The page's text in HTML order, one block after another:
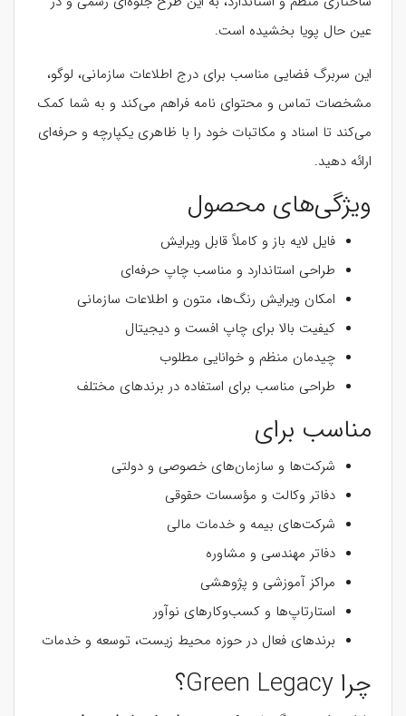
عین حال پویا بخشیده است.
این سربرگ فضایی مناسب برای درج اطلاعات سازمانی، لوگو،
مشخصات تماس و محتوای نامه فراهم می‌کند و به شما کمک
می‌کند تا اسناد و مکاتبات خود را با ظاهری یکپارچه و حرفه‌ای
ارائه دهید.
ویژگی‌های محصول
فایل لایه باز و کاملاً قابل ویرایش
طراحی استاندارد و مناسب چاپ حرفه‌ای
امکان ویرایش رنگ‌ها، متون و اطلاعات سازمانی
کیفیت بالا برای چاپ افست و دیجیتال
چیدمان منظم و خوانایی مطلوب
طراحی مناسب برای استفاده در برندهای مختلف
مناسب برای
شرکت‌ها و سازمان‌های خصوصی و دولتی
دفاتر وکالت و مؤسسات حقوقی
شرکت‌های بیمه و خدمات مالی
دفاتر مهندسی و مشاوره
مراکز آموزشی و پژوهشی
استارتاپ‌ها و کسب‌وکارهای نوآور
برندهای فعال در حوزه محیط زیست، توسعه و خدمات
چرا Green Legacy؟